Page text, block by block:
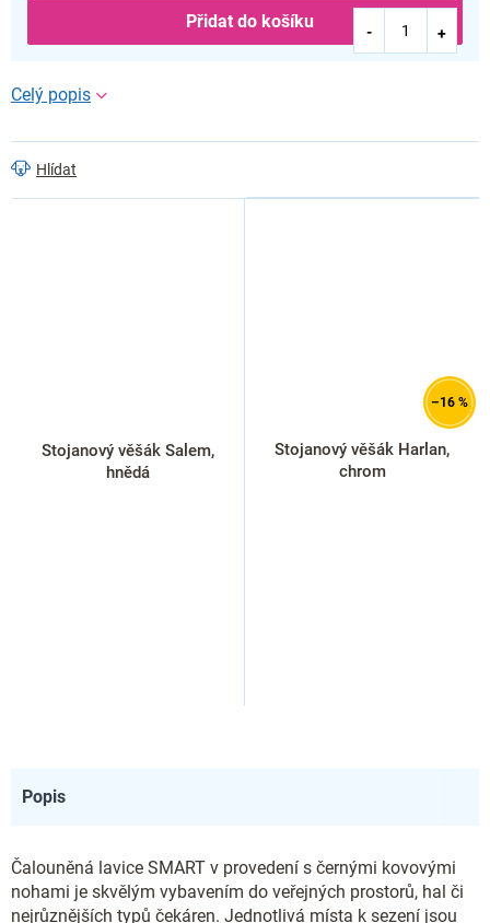
Přidat do košíku
Hlídat
Stojanový věšák Salem,
hnědá
–16 %
Stojanový věšák Harlan,
chrom
Popis
Čalouněná lavice SMART v provedení s černými kovovými
nohami je skvělým vybavením do veřejných prostorů, hal či
nejrůznějších typů čekáren. Jednotlivá místa k sezení jsou